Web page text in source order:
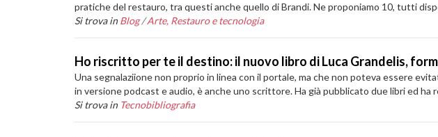
pratiche del restauro, tra questi anche quello di Brandi. Ne proponiamo 10, tutti
Si trova in Blog /Arte, Restauro e tecnologia
Ho riscritto per te il destino: il nuovo libro di Luca Grandelis,
Una segnalaziione non proprio in linea con il portale, ma che non poteva essere
in versione podcast e audio, è anche uno scrittore. Ha già pubblicato due libri ed
Si trova in Tecnobibliografia